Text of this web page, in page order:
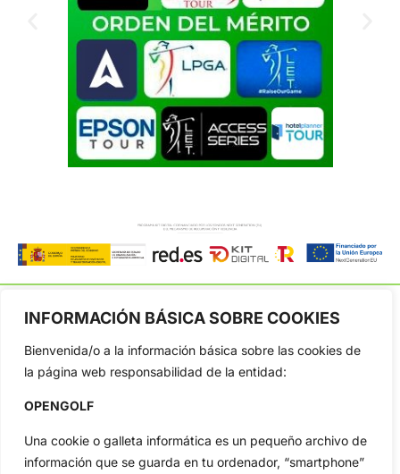
INFORMACIÓN BÁSICA SOBRE COOKIES
Bienvenida/o a la información básica sobre las cookies de
la página web responsabilidad de la entidad:
OPENGOLF
Una cookie o galleta informática es un pequeño archivo de
información que se guarda en tu ordenador, “smartphone”
OpenGolf ofrece toda la actualidad, información del golf
profesional y amateur, resultados en directo, vídeos, noticias,
Jon Rahm, LIV Golf, PGA Tour, Ryder Cup, DP World Tour, LPGA
Categorias
Inicio
Jon Rahm